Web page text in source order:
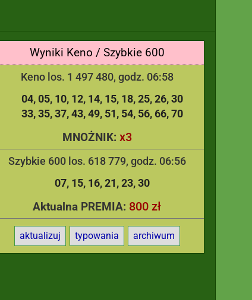
Wyniki Keno / Szybkie 600
Keno los. 1 497 480, godz. 06:58
04 05 10 12 14 15 18 25 26 30
33 35 37 43 49 51 54 56 66 70
MNOŻNIK: x3
Szybkie 600 los. 618 779, godz. 06:56
07 15 16 21 23 30
Aktualna PREMIA: 800 zł
aktualizuj typowania archiwum